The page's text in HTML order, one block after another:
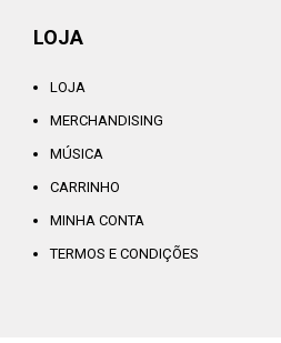
LOJA
LOJA
MERCHANDISING
MÚSICA
CARRINHO
MINHA CONTA
TERMOS E CONDIÇÕES